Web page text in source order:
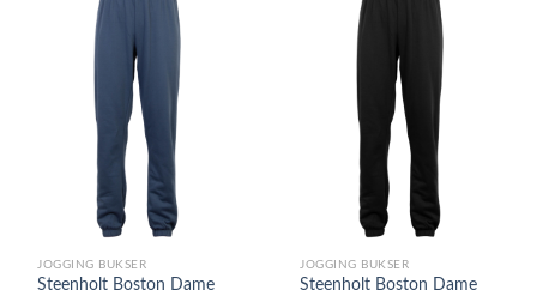
JOGGING BUKSER
Steenholt Boston Dame
JOGGING BUKSER
Steenholt Boston Dame